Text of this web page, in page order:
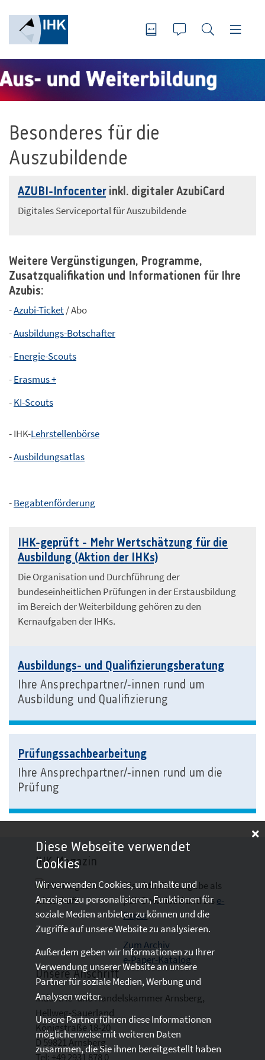
Besonderes für die
Auszubildende
AZUBI-Infocenterinkl. digitaler AzubiCard
Digitales Serviceportal für Auszubildende
Weitere Vergünstigungen, Programme,
Zusatzqualifikation und Informationen für Ihre
Azubis:
-Azubi-Ticket/ Abo
-Ausbildungs-Botschafter
-Energie-Scouts
-Erasmus +
-KI-Scouts
- IHK-Lehrstellenbörse
-Ausbildungsatlas
-Begabtenförderung
IHK-geprüft - Mehr Wertschätzung für die
Ausbildung (Aktion der IHKs)
Die Organisation und Durchführung der
bundeseinheitlichen Prüfungen in der Erstausbildung
im Bereich der Weiterbildung gehören zu den
Kernaufgaben der IHKs.
Ausbildungs- und Qualifizierungsberatung
Ihre Ansprechpartner/-innen rund um
Ausbildung und Qualifizierung
Prüfungssachbearbeitung
Ihre Ansprechpartner/-innen rund um die
Prüfung
IHK-Magazin
Die aktuelle Ausgabe als
pdf- Downloadund als e-
Paper
Zum Archiv
e-Paper-Katalog
Unsere Anschrift
Industrie- und Handelskammer Arnsberg,
Hellweg-Sauerland
Königstraße 18-20
D 59821 Arnsberg
Tel: +49 2931 878 0
Diese Webseite verwendet
Cookies
Wir verwenden Cookies, um Inhalte und
Anzeigen zu personalisieren, Funktionen für
soziale Medien anbieten zu können und die
Zugriffe auf unsere Website zu analysieren.
Außerdem geben wir Informationen zu Ihrer
Verwendung unserer Website an unsere
Partner für soziale Medien, Werbung und
Analysen weiter.
Unsere Partner führen diese Informationen
möglicherweise mit weiteren Daten
zusammen, die Sie ihnen bereitgestellt haben